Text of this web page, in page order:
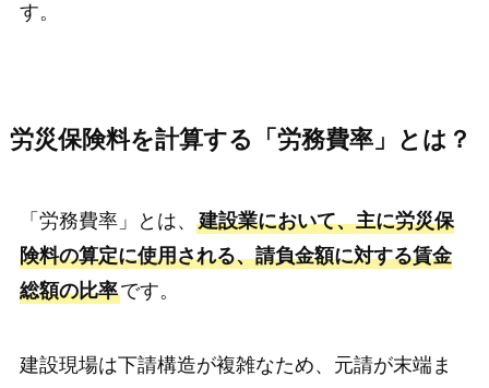
す。
労災保険料を計算する「労務費率」とは？
「労務費率」とは、 建設業において、主に労災保
険料の算定に使用される、請負金額に対する賃金
総額の比率です。
建設現場は下請構造が複雑なため、元請が末端ま